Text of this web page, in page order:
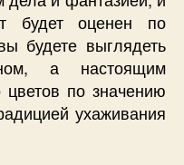
будет оценен по
будете выглядеть
а настоящим
по значению
ухаживания